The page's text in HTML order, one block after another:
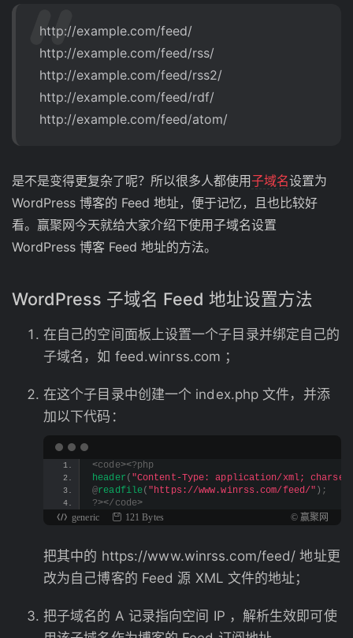
http://example.com/feed/
http://example.com/feed/rss/
http://example.com/feed/rss2/
http://example.com/feed/rdf/
http://example.com/feed/atom/
是不是变得更复杂了呢？所以很多人都使用子域名设置为
WordPress 博客的 Feed 地址，便于记忆，且也比较好
看。赢聚网今天就给大家介绍下使用子域名设置
WordPress 博客 Feed 地址的方法。
WordPress 子域名 Feed 地址设置方法
在自己的空间面板上设置一个子目录并绑定自己的
子域名，如 feed.winrss.com ；
在这个子目录中创建一个 index.php 文件，并添
加以下代码：
<code><?php
header ( "Content-Type: application/xml;
@readfile( "https://www.winrss.com/feed/" ) ;
?></code>
generic
121 Bytes © 赢聚网
把其中的 https://www.winrss.com/feed/ 地址更
改为自己博客的 Feed 源 XML 文件的地址；
把子域名的 A 记录指向空间 IP ，解析生效即可使